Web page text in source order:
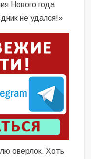
Нового года
не удался!»
оверлок. Хоть